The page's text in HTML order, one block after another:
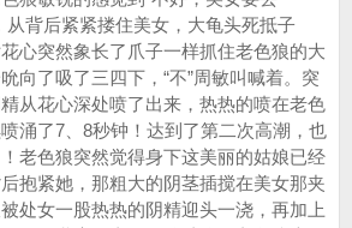
从背后紧紧搂住美女，大龟头死抵子
心突然象长了爪子一样抓住老色狼的大
向了吸了三四下，“不”周敏叫喊着。突
从花心深处喷了出来，热热的喷在老色
涌了7、8秒钟！达到了第二次高潮，也
老色狼突然觉得身下这美丽的姑娘已经
抱紧她，那粗大的阴茎插搅在美女那夹
处女一股热热的阴精迎头一浇，再加上